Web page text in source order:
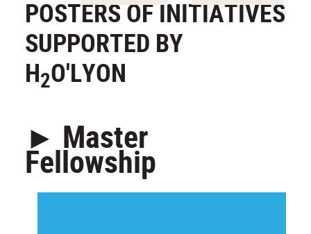
POSTERS OF INITIATIVES
SUPPORTED BY
H2O'LYON
► Master
Fellowship